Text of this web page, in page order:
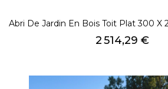
Abri De Jardin En Bois Toit Plat 300 X
Prix
2 514,29 €